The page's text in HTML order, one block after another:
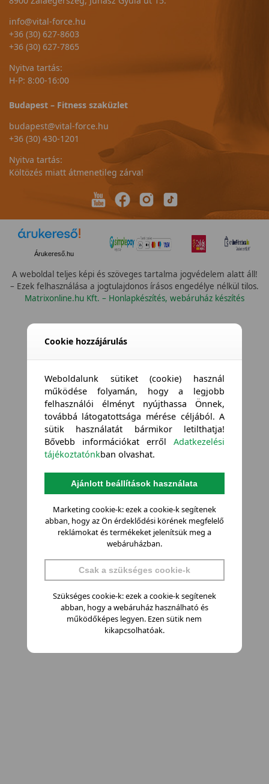
info@vital-force.hu
+36 (30) 627-8603
+36 (30) 627-7865
Nyitva tartás:
H-P: 8:00-16:00
Budapest – Fitness szaküzlet
budapest@vital-force.hu
+36 (30) 430-1201
Nyitva tartás:
Költözés miatt átmenetileg zárva!
Árukereső.hu
A weboldal teljes képi és szöveges tartalma jogvédelem alatt áll!
– Ezek felhasználása a jogtulajdonos írásos engedélye nélkül tilos.
Matrixonline.hu Kft. – Honlapkészítés, webáruház készítés
Cookie hozzájárulás
Weboldalunk sütiket (cookie) használ
működése folyamán, hogy a legjobb
felhasználói élményt nyújthassa Önnek,
továbbá látogatottsága mérése céljából. A
sütik használatát bármikor letilthatja!
Bővebb információkat errőlAdatkezelési
tájékoztatónkban olvashat.
Ajánlott beállítások használata
Marketing cookie-k: ezek a cookie-k segítenek
abban, hogy az Ön érdeklődési körének megfelelő
reklámokat és termékeket jelenítsük meg a
webáruházban.
Csak a szükséges cookie-k
Szükséges cookie-k: ezek a cookie-k segítenek
abban, hogy a webáruház használható és
működőképes legyen. Ezen sütik nem
kikapcsolhatóak.